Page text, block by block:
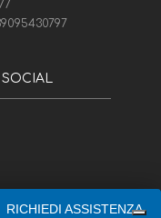
WHATSAPP
RICHIEDI ASSISTENZA
2026